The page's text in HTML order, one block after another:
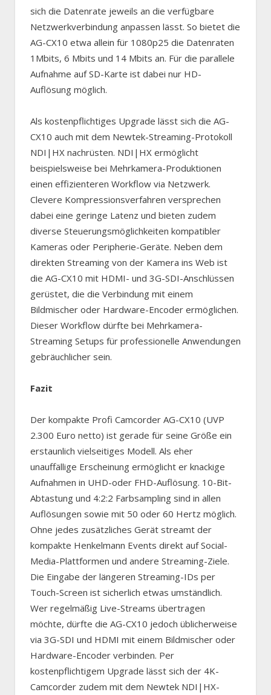
sich die Datenrate jeweils an die verfügbare
Netzwerkverbindung anpassen lässt. So bietet die
AG-CX10 etwa allein für 1080p25 die Datenraten
1Mbits, 6 Mbits und 14 Mbits an. Für die parallele
Aufnahme auf SD-Karte ist dabei nur HD-
Auflösung möglich.
Als kostenpflichtiges Upgrade lässt sich die AG-
CX10 auch mit dem Newtek-Streaming-Protokoll
NDI|HX nachrüsten. NDI|HX ermöglicht
beispielsweise bei Mehrkamera-Produktionen
einen effizienteren Workflow via Netzwerk.
Clevere Kompressionsverfahren versprechen
dabei eine geringe Latenz und bieten zudem
diverse Steuerungsmöglichkeiten kompatibler
Kameras oder Peripherie-Geräte. Neben dem
direkten Streaming von der Kamera ins Web ist
die AG-CX10 mit HDMI- und 3G-SDI-Anschlüssen
gerüstet, die die Verbindung mit einem
Bildmischer oder Hardware-Encoder ermöglichen.
Dieser Workflow dürfte bei Mehrkamera-
Streaming Setups für professionelle Anwendungen
gebräuchlicher sein.
Fazit
Der kompakte Profi Camcorder AG-CX10 (UVP
2.300 Euro netto) ist gerade für seine Größe ein
erstaunlich vielseitiges Modell. Als eher
unauffällige Erscheinung ermöglicht er knackige
Aufnahmen in UHD-oder FHD-Auflösung. 10-Bit-
Abtastung und 4:2:2 Farbsampling sind in allen
Auflösungen sowie mit 50 oder 60 Hertz möglich.
Ohne jedes zusätzliches Gerät streamt der
kompakte Henkelmann Events direkt auf Social-
Media-Plattformen und andere Streaming-Ziele.
Die Eingabe der längeren Streaming-IDs per
Touch-Screen ist sicherlich etwas umständlich.
Wer regelmäßig Live-Streams übertragen
möchte, dürfte die AG-CX10 jedoch üblicherweise
via 3G-SDI und HDMI mit einem Bildmischer oder
Hardware-Encoder verbinden. Per
kostenpflichtigem Upgrade lässt sich der 4K-
Camcorder zudem mit dem Newtek NDI|HX-